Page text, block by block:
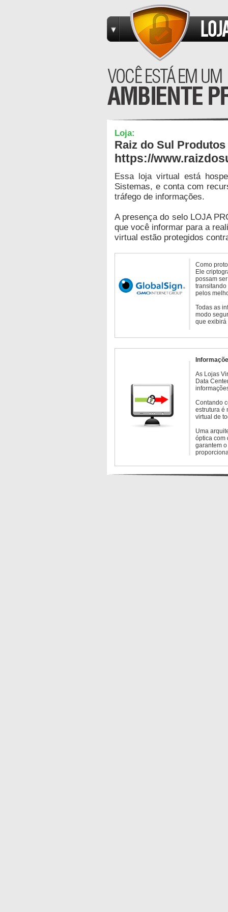
Loja:
Raiz do Sul
https://
Essa loja virtual está
Sistemas, e conta com
tráfego de informações.
A presença do selo LOJA
que você informar para a
virtual estão protegidos
Como
Ele
possam
transitando
pelos
Todas as
modo
que exibirá
As Lojas
Data
Contando
estrutura é
virtual de
Uma
óptica com
garantem